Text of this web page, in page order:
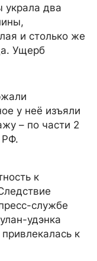
украла два
и столько же
Ущерб
у неё изъяли
– по части 2
РФ.
к
службе
удэнка
к